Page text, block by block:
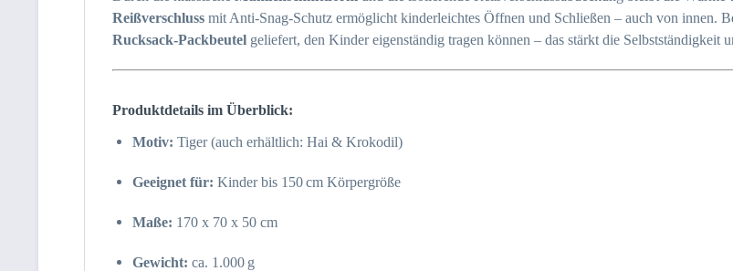
Reißverschluss mit Anti-Snag-Schutz ermöglicht kinderleichtes Öffnen und Schließen – auch von innen.
Rucksack-Packbeutel geliefert, den Kinder eigenständig tragen können – das stärkt die Selbstständigkeit
Produktdetails im Überblick:
Motiv: Tiger (auch erhältlich: Hai & Krokodil)
Geeignet für: Kinder bis 150 cm Körpergröße
Maße: 170 x 70 x 50 cm
Gewicht: ca. 1.000 g